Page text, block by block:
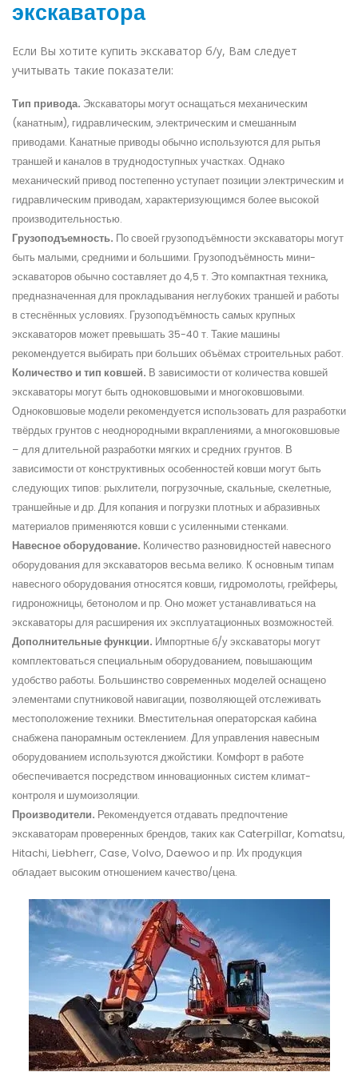
экскаватора
Если Вы хотите купить экскаватор б/у, Вам следует
учитывать такие показатели:
Тип привода. Экскаваторы могут оснащаться механическим
(канатным), гидравлическим, электрическим и смешанным
приводами. Канатные приводы обычно используются для рытья
траншей и каналов в труднодоступных участках. Однако
механический привод постепенно уступает позиции электрическим и
гидравлическим приводам, характеризующимся более высокой
производительностью.
Грузоподъемность. По своей грузоподъёмности экскаваторы могут
быть малыми, средними и большими. Грузоподъёмность мини-
эскаваторовобычно составляет до 4,5 т. Это компактная техника,
предназначенная для прокладывания неглубоких траншей и работы
в стеснённых условиях. Грузоподъёмность самых крупных
экскаваторов может превышать 35-40 т. Такие машины
рекомендуется выбирать при больших объёмах строительных работ.
Количество и тип ковшей. В зависимости от количества ковшей
экскаваторы могут быть одноковшовыми и многоковшовыми.
Одноковшовые модели рекомендуется использовать для разработки
твёрдых грунтов с неоднородными вкраплениями, а многоковшовые
– для длительной разработки мягких и средних грунтов. В
зависимости от конструктивных особенностей ковши могут быть
следующих типов: рыхлители, погрузочные, скальные, скелетные,
траншейные и др. Для копания и погрузки плотных и абразивных
материалов применяются ковши с усиленными стенками.
Навесное оборудование. Количество разновидностей навесного
оборудования для экскаваторов весьма велико. К основным типам
навесного оборудования относятся ковши, гидромолоты, грейферы,
гидроножницы, бетонолом и пр. Оно может устанавливаться на
экскаваторы для расширения их эксплуатационных возможностей.
Дополнительные функции. Импортные б/у экскаваторы могут
комплектоваться специальным оборудованием, повышающим
удобство работы. Большинство современных моделей оснащено
элементами спутниковой навигации, позволяющей отслеживать
местоположение техники. Вместительная операторская кабина
снабжена панорамным остеклением. Для управления навесным
оборудованием используются джойстики. Комфорт в работе
обеспечивается посредством инновационных систем климат-
контроля и шумоизоляции.
Производители. Рекомендуется отдавать предпочтение
экскаваторам проверенных брендов, таких как Caterpillar, Komatsu,
Hitachi, Liebherr, Case, Volvo, Daewoo и пр. Их продукция
обладает высоким отношением качество/цена.